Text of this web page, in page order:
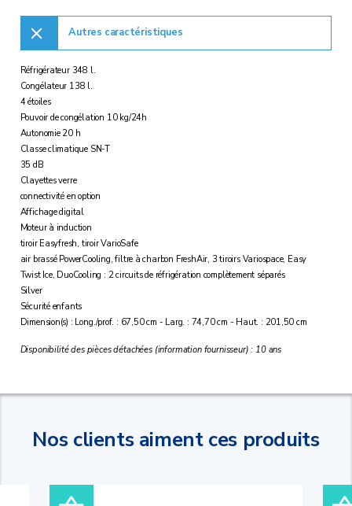
Autres caractéristiques
Réfrigérateur 348 l.
Congélateur 138 l.
4 étoiles
Pouvoir de congélation 10 kg/24h
Autonomie 20 h
Classe climatique SN-T
35 dB
Clayettes verre
connectivité en option
Affichage digital
Moteur à induction
tiroir Easyfresh, tiroir VarioSafe
air brassé PowerCooling, filtre à charbon FreshAir, 3 tiroirs Variospace, Easy
Twist Ice, DuoCooling : 2 circuits de réfrigération complètement séparés
Silver
Sécurité enfants
Dimension(s) : Long./prof. : 67,50 cm - Larg. : 74,70 cm - Haut. : 201,50 cm
Disponibilité des pièces détachées (information fournisseur) : 10 ans
Nos clients aiment ces produits